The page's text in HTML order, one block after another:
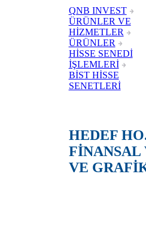
QNB INVEST
ÜRÜNLER VE
HİZMETLER
ÜRÜNLER
HİSSE SENEDİ
İŞLEMLERİ
BİST HİSSE
SENETLERİ
HEDEF
FİNANSAL
VE